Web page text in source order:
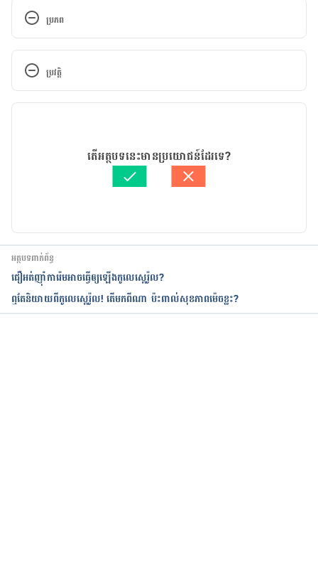
ប្រភព
Can HDL Cholesterol Be Too High?
http://www.livestrong.com/article/402591-can-
hdl-cholesterol-be-too-high/. Accessed August 8,
2017
http://www.healthline.com/health/high-
hdl#overview1. Accessed August 8, 2017
ប្រវត្តិ
កំណែ​ប្រែបច្ចុប្បន្ន
អត្ថបទ​ដោយ Sao Solynet
គឹម កាណែល
បច្ចុប្បន្នភាពដោយ៖ ទូច សុខា
តើអត្ថបទនេះមានប្រយោជន៍ដែរទេ?
អត្ថបទពាក់ព័ន្ធ
ជឿអត់ញ៉ាំការ៉េមអាចធ្វើឲ្យឡើងកូលេស្តេរ៉ូល?
ឮតែនិយាយពីកូលេស្តេរ៉ូល! តើមកពីណា ប៉ះពាល់​សុខភាព​ម៉េចខ្លះ?